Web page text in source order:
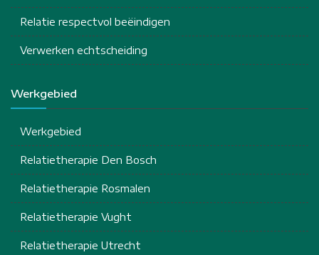
Relatie respectvol beëindigen
Verwerken echtscheiding
Werkgebied
Werkgebied
Relatietherapie Den Bosch
Relatietherapie Rosmalen
Relatietherapie Vught
Relatietherapie Utrecht